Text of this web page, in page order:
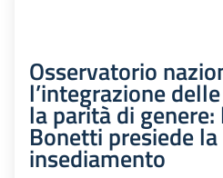
Osservatorio
l’integrazione
la parità di
Bonetti presiede
insediamento